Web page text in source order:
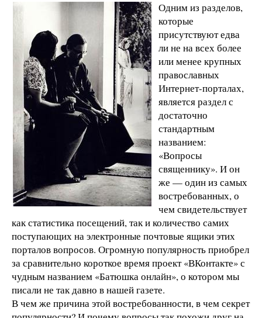
Одним из разделов,
которые
присутствуют едва
ли не на всех более
или менее крупных
православных
Интернет-порталах,
является раздел с
достаточно
стандартным
названием:
«Вопросы
священнику». И он
же — один из самых
востребованных, о
чем свидетельствует
как статистика посещений, так и количество самих
поступающих на электронные почтовые ящики этих
порталов вопросов. Огромную популярность приобрел
за сравнительно короткое время проект «ВКонтакте» с
чудным названием «Батюшка онлайн», о котором мы
писали не так давно в нашей газете.
В чем же причина этой востребованности, в чем секрет